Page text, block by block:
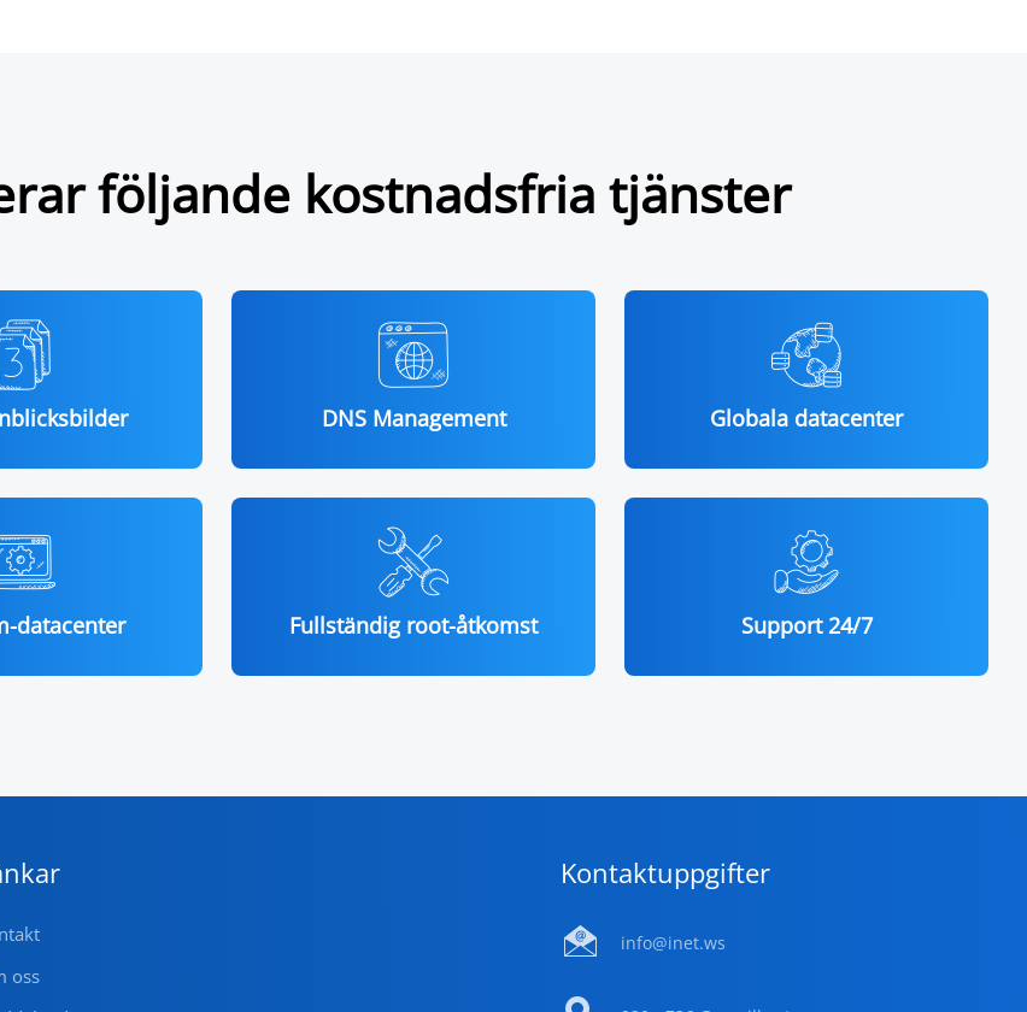
följande kostnadsfria tjänster
DNS Management Globala datacenter
datacenter Fullständig root-åtkomst Support 24/7
oss
Kontaktuppgifter
info@inet.ws